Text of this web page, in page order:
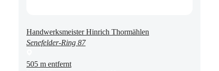
Handwerksmeister Hinrich Thormählen
Senefelder-Ring 87
505 m entfernt